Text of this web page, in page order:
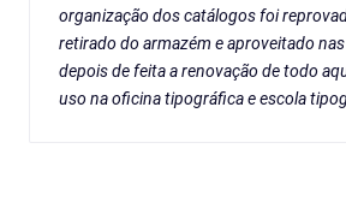
organização dos catálogos foi
retirado do armazém e aproveitado
depois de feita a renovação de todo
uso na oficina tipográfica e escola